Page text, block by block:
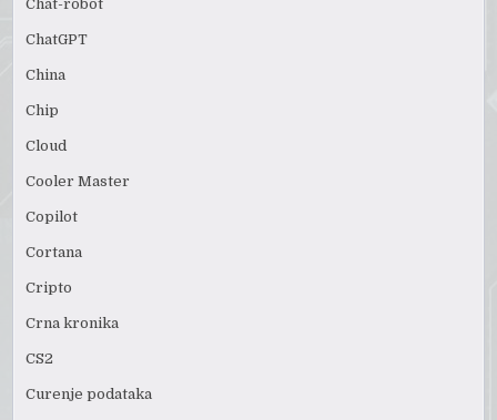
Chat-robot
ChatGPT
China
Chip
Cloud
Cooler Master
Copilot
Cortana
Cripto
Crna kronika
CS2
Curenje podataka